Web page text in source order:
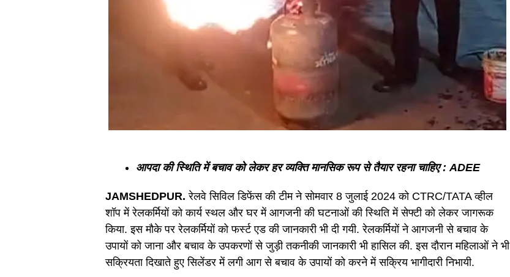
आपदा की स्थिति में बचाव को लेकर हर व्यक्ति मानसिक रूप से तैयार रहना चाहिए : ADEE
JAMSHEDPUR. रेलवे सिविल डिफेंस की टीम ने सोमवार 8 जुलाई 2024 को CTRC/TATA व्हील
शॉप में रेलकर्मियों को कार्य स्थल और घर में आगजनी की घटनाओं की स्थिति में सेफ्टी को लेकर जागरूक
किया. इस मौके पर रेलकर्मियों को फर्स्ट एड की जानकारी भी दी गयी. रेलकर्मियों ने आगजनी से बचाव के
उपायों को जाना और बचाव के उपकरणों से जुड़ी तकनीकी जानकारी भी हासिल की. इस दौरान महिलाओं ने भी
सक्रियता दिखाते हुए सिलेंडर में लगी आग से बचाव के उपायों को करने में सक्रिय भागीदारी निभायी.